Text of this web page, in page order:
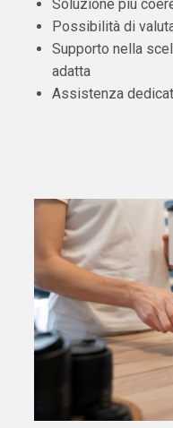
Soluzione più
Possibilità di
Supporto nella
adatta
Assistenza